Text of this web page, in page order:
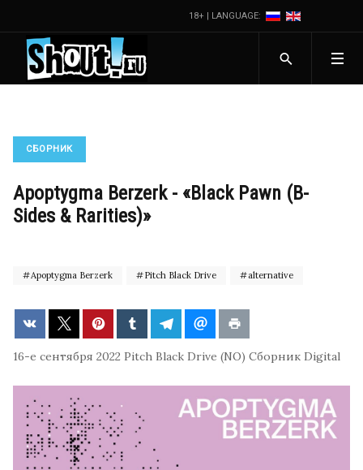
18+ | LANGUAGE:
СБОРНИК
Apoptygma Berzerk - «Black Pawn (B-
Sides & Rarities)»
Apoptygma Berzerk Pitch Black Drive alternative
16-е сентября 2022 Pitch Black Drive (NO) Сборник Digital